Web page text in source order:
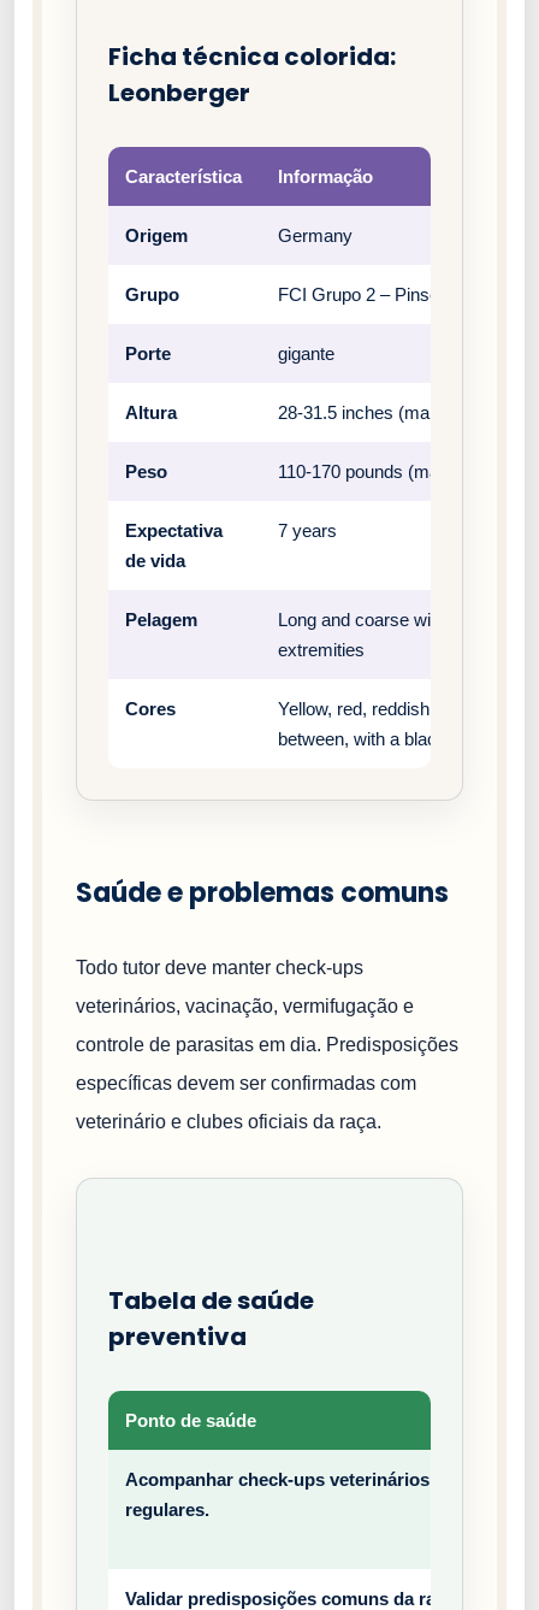
Ficha técnica colorida:
Leonberger
Característica Informação
Origem Germany
Grupo FCI Grupo 2 – Pinscher,
Porte gigante
Altura 28-31.5 inches (male), 25.5-
Peso 110-170 pounds (male), 90-140
Expectativa
de vida
7 years
Pelagem
Long and coarse with mane on
extremities
Cores
Yellow, red, reddish brown or
between, with a black mask
Saúde e problemas comuns
Todo tutor deve manter check-ups
veterinários, vacinação, vermifugação e
controle de parasitas em dia. Predisposições
específicas devem ser confirmadas com
veterinário e clubes oficiais da raça.
Tabela de saúde
preventiva
Ponto de saúde
Acompanhar check-ups veterinários
regulares.
Validar predisposições comuns da raça